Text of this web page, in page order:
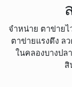
จำหน่าย ตาข่าย
ตาข่ายแรงดึง ล
ในคลองบางปล
สิ